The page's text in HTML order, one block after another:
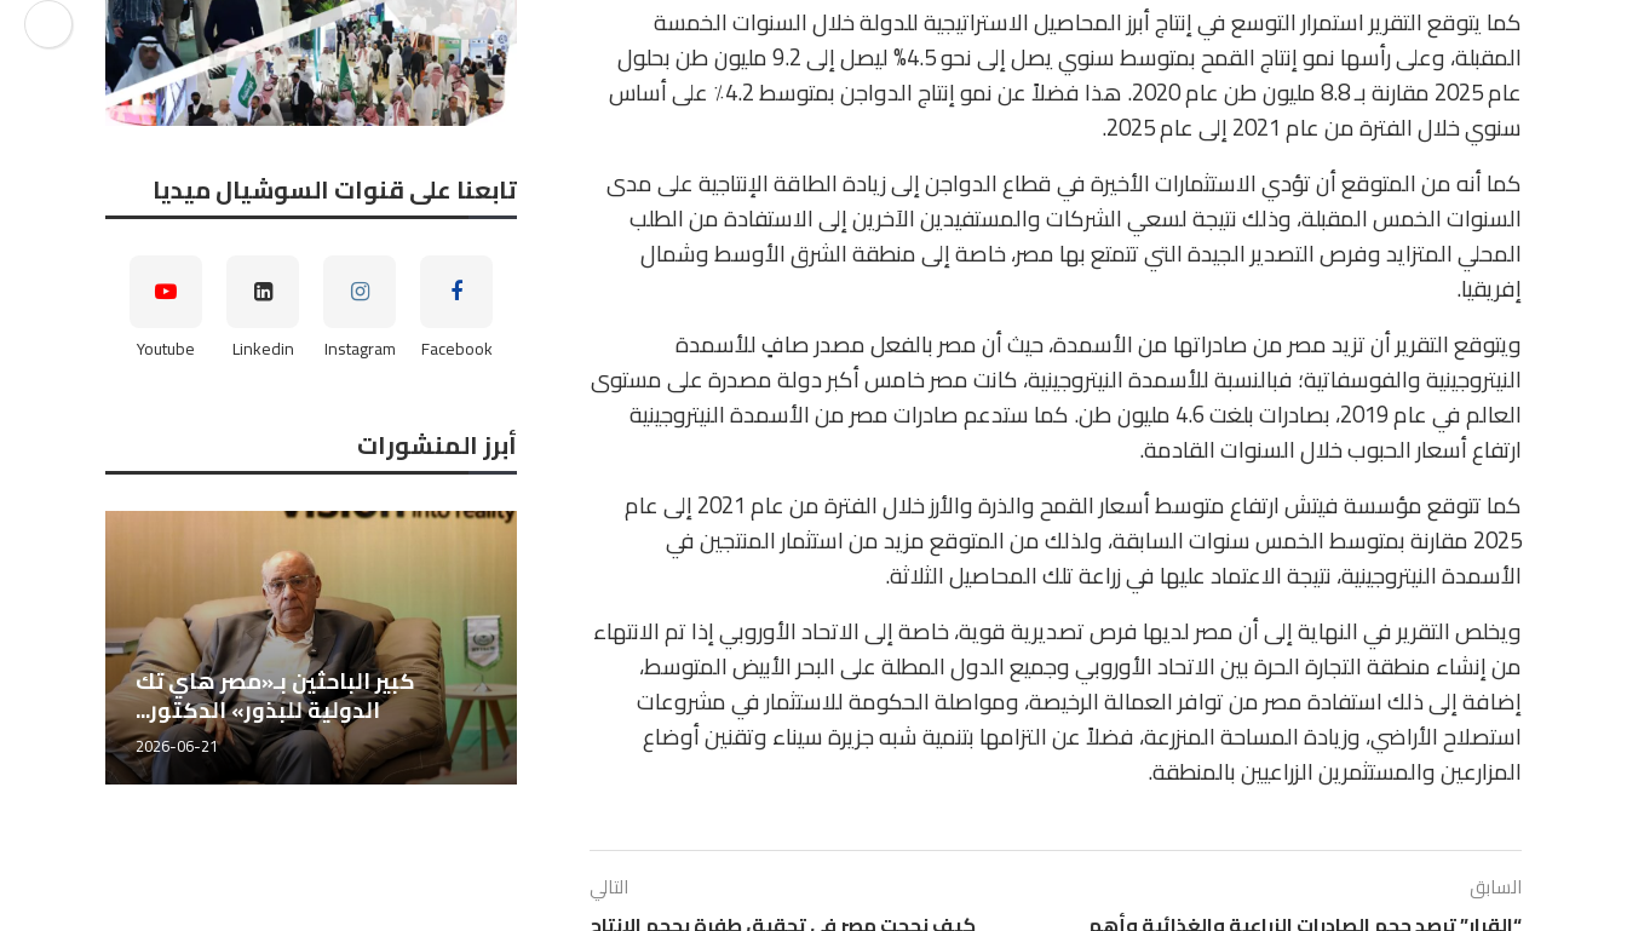
كما يتوقع التقرير استمرار التوسع في إنتاج أبرز المحاصيل الاستراتيجية للدولة خلال السنوات الخمسة
المقبلة، وعلى رأسها نمو إنتاج القمح بمتوسط سنوي يصل إلى نحو 4.5% ليصل إلى 9.2 مليون طن بحلول
عام 2025 مقارنة بـ 8.8 مليون طن عام 2020. هذا فضلاً عن نمو إنتاج الدواجن بمتوسط 4.2٪ على أساس
سنوي خلال الفترة من عام 2021 إلى عام 2025.
كما أنه من المتوقع أن تؤدي الاستثمارات الأخيرة في قطاع الدواجن إلى زيادة الطاقة الإنتاجية على مدى
السنوات الخمس المقبلة، وذلك نتيجة لسعي الشركات والمستفيدين الآخرين إلى الاستفادة من الطلب
المحلي المتزايد وفرص التصدير الجيدة التي تتمتع بها مصر، خاصة إلى منطقة الشرق الأوسط وشمال
إفريقيا.
ويتوقع التقرير أن تزيد مصر من صادراتها من الأسمدة، حيث أن مصر بالفعل مصدر صافٍ للأسمدة
النيتروجينية والفوسفاتية؛ فبالنسبة للأسمدة النيتروجينية، كانت مصر خامس أكبر دولة مصدرة على مستوى
العالم في عام 2019، بصادرات بلغت 4.6 مليون طن. كما ستدعم صادرات مصر من الأسمدة النيتروجينية
ارتفاع أسعار الحبوب خلال السنوات القادمة.
كما تتوقع مؤسسة فيتش ارتفاع متوسط أسعار القمح والذرة والأرز خلال الفترة من عام 2021 إلى عام
2025 مقارنة بمتوسط الخمس سنوات السابقة، ولذلك من المتوقع مزيد من استثمار المنتجين في
الأسمدة النيتروجينية، نتيجة الاعتماد عليها في زراعة تلك المحاصيل الثلاثة.
ويخلص التقرير في النهاية إلى أن مصر لديها فرص تصديرية قوية، خاصة إلى الاتحاد الأوروبي إذا تم الانتهاء
من إنشاء منطقة التجارة الحرة بين الاتحاد الأوروبي وجميع الدول المطلة على البحر الأبيض المتوسط،
إضافة إلى ذلك استفادة مصر من توافر العمالة الرخيصة، ومواصلة الحكومة للاستثمار في مشروعات
استصلاح الأراضي، وزيادة المساحة المنزرعة، فضلاً عن التزامها بتنمية شبه جزيرة سيناء وتقنين أوضاع
المزارعين والمستثمرين الزراعيين بالمنطقة.
السابق التالي
تابعنا على قنوات السوشيال ميديا
Facebook
Instagram
Linkedin
Youtube
أبرز المنشورات
المهندس محمد سراج، مدير إدارة
المصانع بشركة مصر...
2026-06-21
الدكتور إبراهيم عدلي، مدير إدارة
الجودة بشركة مصر...
عماد عادل مدير إدارة الآباء بـ«مصر
هاي تك...
المهندس عوض الحلفاوي، مدير
التسويق والتطوير بشركة أطلس...